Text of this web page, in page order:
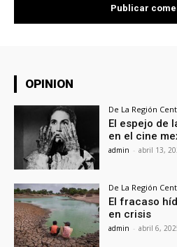
OPINION
De La Región
El espejo de
en el cine
admin - abril 13,
De La Región
El fracaso
en crisis
admin - abril 6,